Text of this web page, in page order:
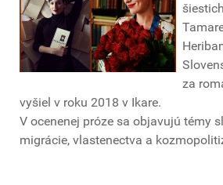
za
vyšiel v roku 2018 v Ikare.
V ocenenej próze sa objavujú témy
migrácie, vlastenectva a